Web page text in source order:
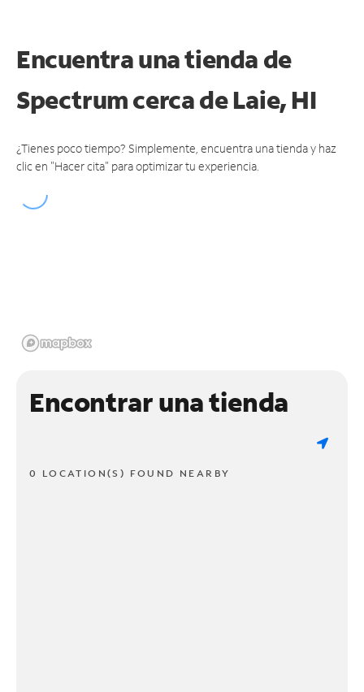
Encuentra una tienda de
Spectrumcerca de Laie, HI
¿Tienes poco tiempo? Simplemente, encuentra una tienda y haz
clic en "Hacer cita" para optimizar tu experiencia.
Encontrar una tienda
0 LOCATION(S) FOUND NEARBY